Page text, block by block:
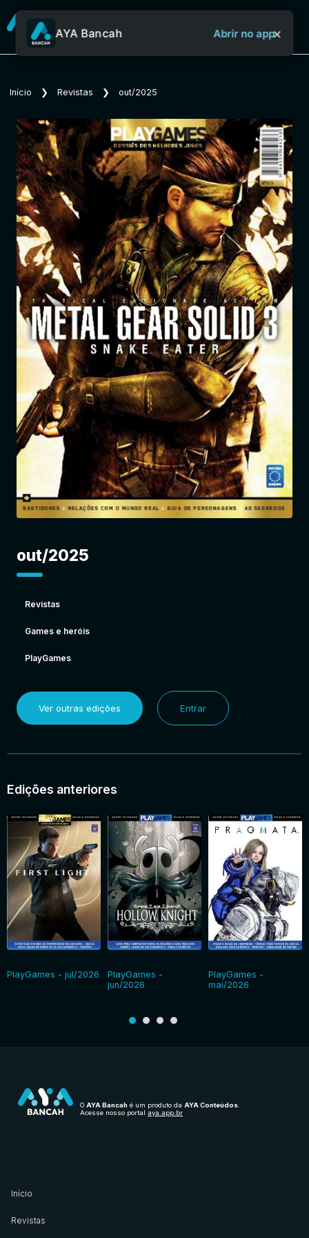
Sobre o Aya Bancah
Início
Revistas
Jornais
Notícias
Entrar
AYA Bancah Abrir no app×
Início ❯ Revistas ❯ out/2025
out/2025
Revistas
Games e heróis
PlayGames
Ver outras edições Entrar
Edições anteriores
PlayGames - jul/2026
PlayGames -
jun/2026
PlayGames -
mai/2026
O AYA Bancah é um produto da AYA Conteúdos.
Acesse nosso portal aya.app.br
Início
Revistas